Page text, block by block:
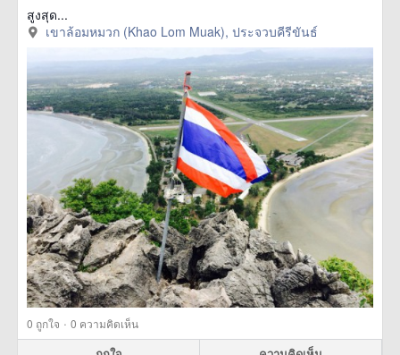
สูงสุด...
เขาล้อมหมวก (Khao Lom Muak), ประจวบคีรีขันธ์
0 ถูกใจ · 0 ความคิดเห็น